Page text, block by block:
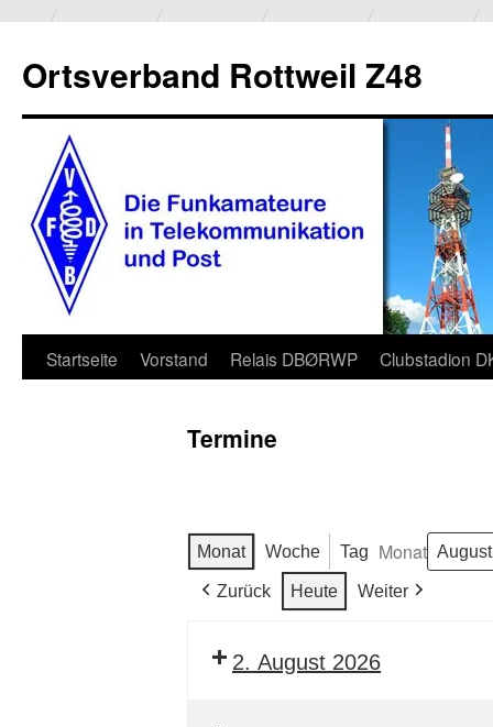
Ortsverband Rottweil Z48
Zum
Startseite Vorstand Relais DBØRWP Clubstadion
Termine
Monat Woche Tag Monat
Zurück Heute Weiter
2. August 2026